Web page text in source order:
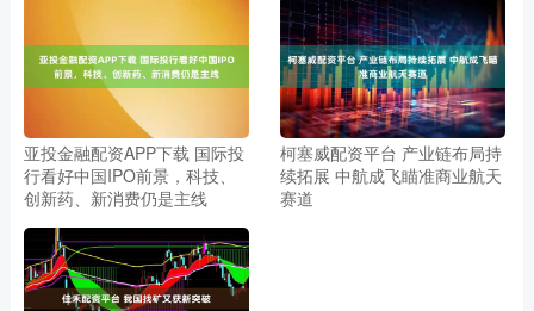
亚投金融配资APP下载 国际投
行看好中国IPO前景，科技、
创新药、新消费仍是主线
柯塞威配资平台 产业链布局持
续拓展 中航成飞瞄准商业航天
赛道